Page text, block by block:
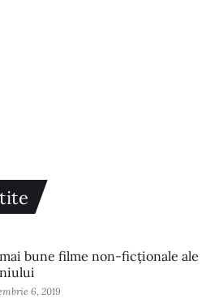
bune filme non-ficționale ale
6, 2019